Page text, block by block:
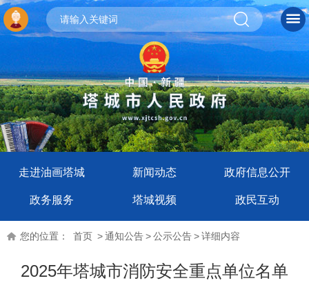
走进油画塔城 新闻动态 政府信息公开
政务服务 塔城视频 政民互动
您的位置： 首页 >通知公告>公示公告>详细内容
2025年塔城市消防安全重点单位名单